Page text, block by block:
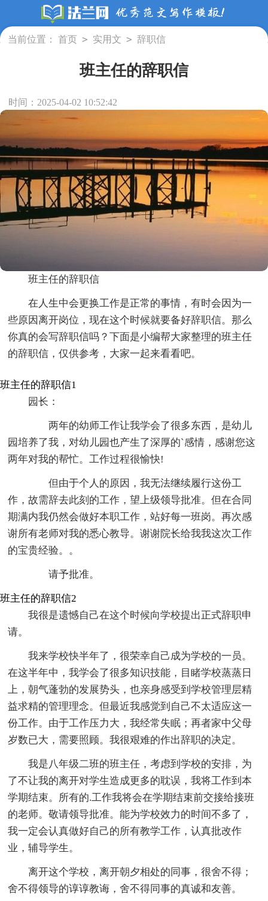
当前位置： 首页 > 实用文 > 辞职信
班主任的辞职信
时间：2025-04-02 10:52:42
班主任的辞职信
在人生中会更换工作是正常的事情，有时会因为一
些原因离开岗位，现在这个时候就要备好辞职信。那么
你真的会写辞职信吗？下面是小编帮大家整理的班主任
的辞职信，仅供参考，大家一起来看看吧。
班主任的辞职信1
园长：
两年的幼师工作让我学会了很多东西，是幼儿
园培养了我，对幼儿园也产生了深厚的`感情，感谢您这
两年对我的帮忙。工作过程很愉快!
但由于个人的原因，我无法继续履行这份工
作，故需辞去此刻的工作，望上级领导批准。但在合同
期满内我仍然会做好本职工作，站好每一班岗。再次感
谢所有老师对我的悉心教导。谢谢院长给我我这次工作
的宝贵经验。。
请予批准。
班主任的辞职信2
我很是遗憾自己在这个时候向学校提出正式辞职申
请。
我来学校快半年了，很荣幸自己成为学校的一员。
在这半年中，我学会了很多知识技能，目睹学校蒸蒸日
上，朝气蓬勃的发展势头，也亲身感受到学校管理层精
益求精的管理理念。但最近我感觉到自己不太适应这一
份工作。由于工作压力大，我经常失眠；再者家中父母
岁数已大，需要照顾。我很艰难的作出辞职的决定。
我是八年级二班的班主任，考虑到学校的安排，为
了不让我的离开对学生造成更多的耽误，我将工作到本
学期结束。所有的.工作我将会在学期结束前交接给接班
的老师。敬请领导批准。能为学校效力的时间不多了，
我一定会认真做好自己的所有教学工作，认真批改作
业，辅导学生。
离开这个学校，离开朝夕相处的同事，很舍不得；
舍不得领导的谆谆教诲，舍不得同事的真诚和友善。